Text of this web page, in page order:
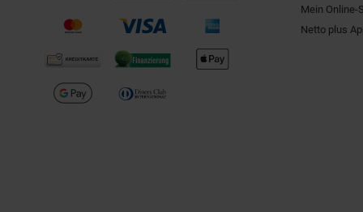
Mein Online-
Netto plus